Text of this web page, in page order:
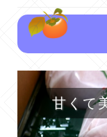
甘くて